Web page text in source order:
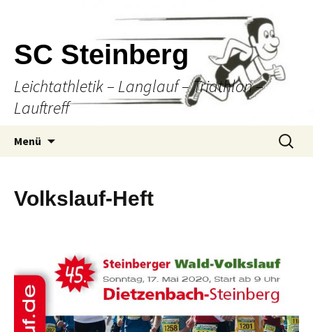
SC Steinberg
Leichtathletik – Langlauf – Triathlon –
Lauftreff
Menü
Suche
nach:
Volkslauf-Heft